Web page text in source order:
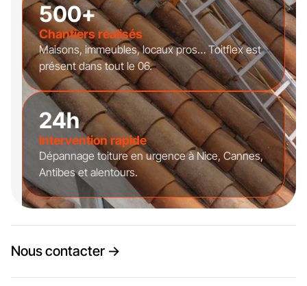
500+
Chantiers réalisés
Maisons, immeubles, locaux pros… Toitflex est
présent dans tout le 06.
24h
Intervention rapide
Dépannage toiture en urgence à Nice, Cannes,
Antibes et alentours.
Nous contacter →